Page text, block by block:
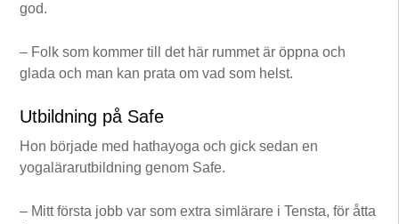
god.
– Folk som kommer till det här rummet är öppna och
glada och man kan prata om vad som helst.
Utbildning på Safe
Hon började med hathayoga och gick sedan en
yogalärarutbildning genom Safe.
– Mitt första jobb var som extra simlärare i Tensta, för åtta